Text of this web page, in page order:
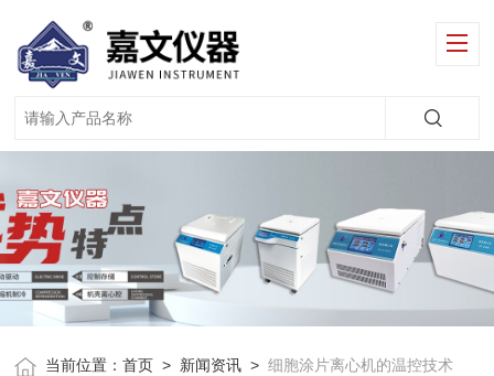
当前位置：首页 > 新闻资讯 >细胞涂片离心机的温控技术